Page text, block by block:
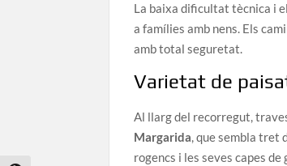
La baixa dificultat tècnica i
a famílies amb nens. Els
amb total seguretat.
Varietat de
Al llarg del recorregut,
Margarida, que sembla tret
rogencs i les seves capes